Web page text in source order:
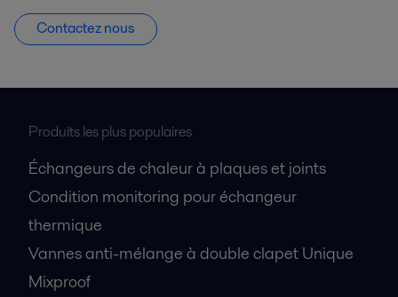
Contactez nous
Produits les plus populaires
Échangeurs de chaleur à plaques et joints
Condition monitoring pour échangeur
thermique
Vannes anti-mélange à double clapet Unique
Mixproof